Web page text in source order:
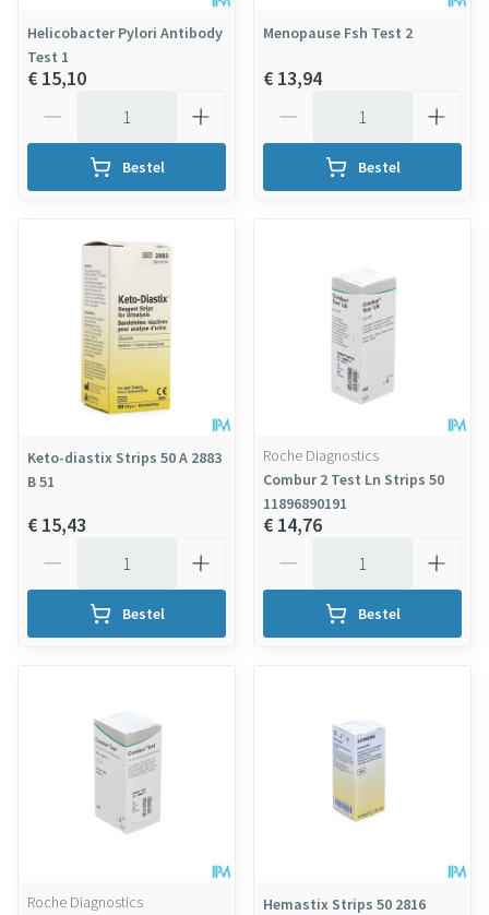
Helicobacter Pylori Antibody
Test 1
€ 15,10
Bestel
Menopause Fsh Test 2
€ 13,94
Bestel
Keto-diastix Strips 50 A 2883
B 51
€ 15,43
Bestel
Roche Diagnostics
Combur 2 Test Ln Strips 50
11896890191
€ 14,76
Bestel
Roche Diagnostics
Hemastix Strips 50 2816